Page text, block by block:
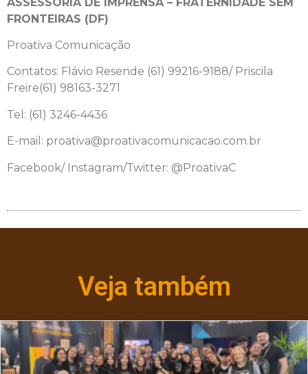
FRONTEIRAS (DF)
Proativa Comunicação
Contatos: Flávio Resende (61) 99216-9188/ Priscila
Freire(61) 98163-3271
Tel: (61) 3246-4436
E-mail: proativa@proativacomunicacao.com.br
Facebook/ Instagram/Twitter: @ProativaC
Veja também